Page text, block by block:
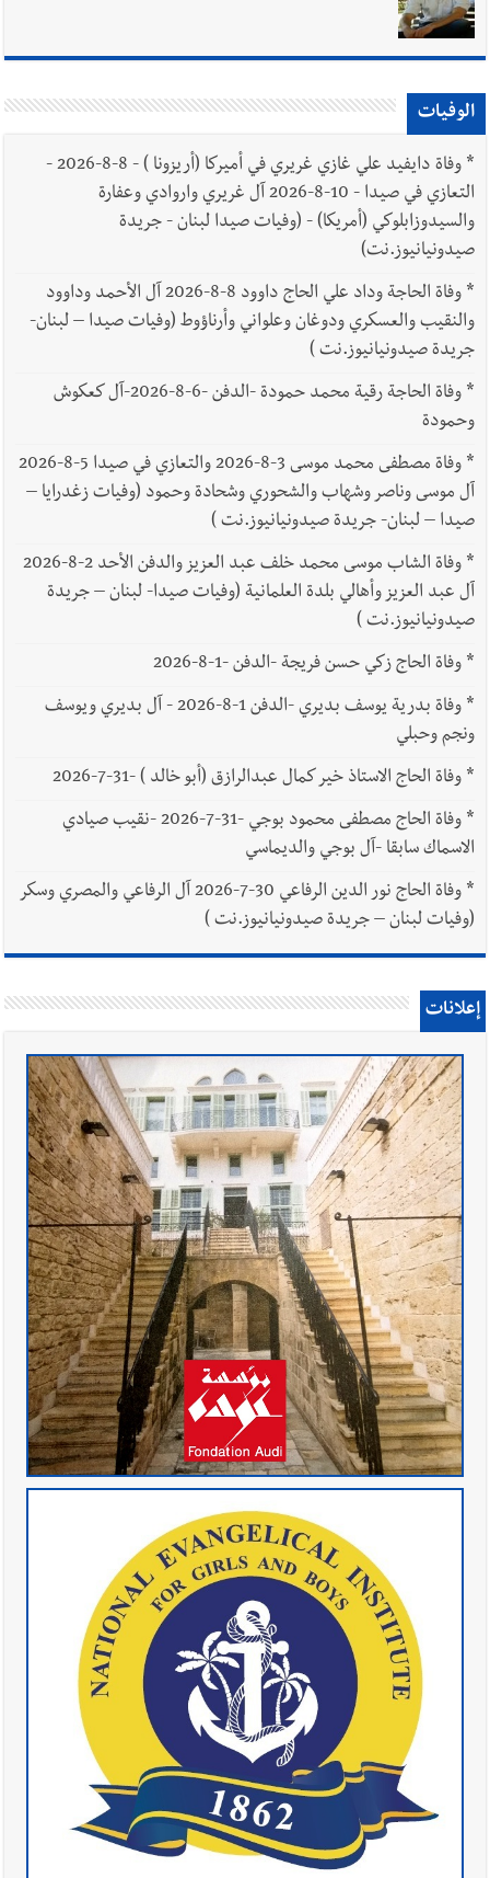
الوفيات
*
وفاة دايفيد علي غازي غريري في أميركا (أريزونا ) - 8-8-2026 -
التعازي في صيدا - 10-8-2026 آل غريري واروادي وعفارة
والسيدوزابلوكي (أمريكا) - (وفيات صيدا لبنان - جريدة
صيدونيانيوز.نت)
*
وفاة الحاجة وداد علي الحاج داوود 8-8-2026 آل الأحمد وداوود
والنقيب والعسكري ودوغان وعلواني وأرناؤوط (وفيات صيدا – لبنان-
جريدة صيدونيانيوز.نت )
*
وفاة الحاجة رقية محمد حمودة -الدفن -6-8-2026-آل كعكوش
وحمودة
*
وفاة مصطفى محمد موسى 3-8-2026 والتعازي في صيدا 5-8-2026
آل موسى وناصر وشهاب والشحوري وشحادة وحمود (وفيات زغدرايا –
صيدا – لبنان- جريدة صيدونيانيوز.نت )
*
وفاة الشاب موسى محمد خلف عبد العزيز والدفن الأحد 2-8-2026
آل عبد العزيز وأهالي بلدة العلمانية (وفيات صيدا- لبنان – جريدة
صيدونيانيوز.نت )
*وفاة الحاج زكي حسن فريجة -الدفن -1-8-2026
*
وفاة بدرية يوسف بديري -الدفن 1-8-2026 - آل بديري ويوسف
ونجم وحبلي
*وفاة الحاج الاستاذ خير كمال عبدالرازق (أبو خالد ) -31-7-2026
*
وفاة الحاج مصطفى محمود بوجي -31-7-2026 -نقيب صيادي
الاسماك سابقا -آل بوجي والديماسي
*
وفاة الحاج نور الدين الرفاعي 30-7-2026 آل الرفاعي والمصري وسكر
(وفيات لبنان – جريدة صيدونيانيوز.نت )
إعلانات